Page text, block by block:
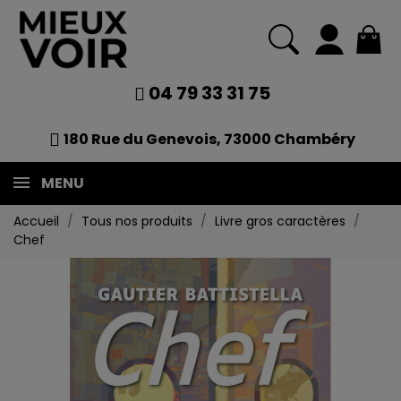
04 79 33 31 75
180 Rue du Genevois, 73000 Chambéry
MENU
Accueil Tous nos produits
Livre gros caractères
Chef